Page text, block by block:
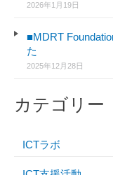
2026年1月19日
■MDRT
た
2025年12月28日
カテゴリー
ICTラボ